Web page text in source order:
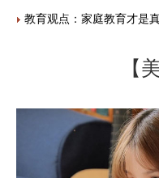
教育观点：家庭教育才是
【